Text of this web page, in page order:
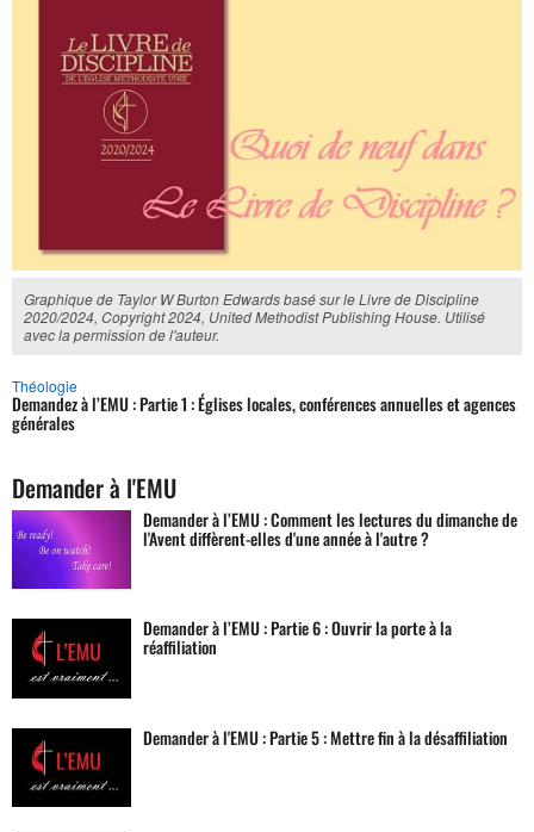
Théologie
Graphique de Taylor W Burton Edwards basé sur le Livre de Discipline
2020/2024, Copyright 2024, United Methodist Publishing House. Utilisé
avec la permission de l'auteur.
Demandez à l’EMU : Partie 1 : Églises locales, conférences annuelles et agences
générales
Demander à l'EMU
Demander à l’EMU : Comment les lectures du dimanche de
l'Avent diffèrent-elles d'une année à l'autre ?
Demander à l’EMU : Partie 6 : Ouvrir la porte à la
réaffiliation
Demander à l'EMU : Partie 5 : Mettre fin à la désaffiliation